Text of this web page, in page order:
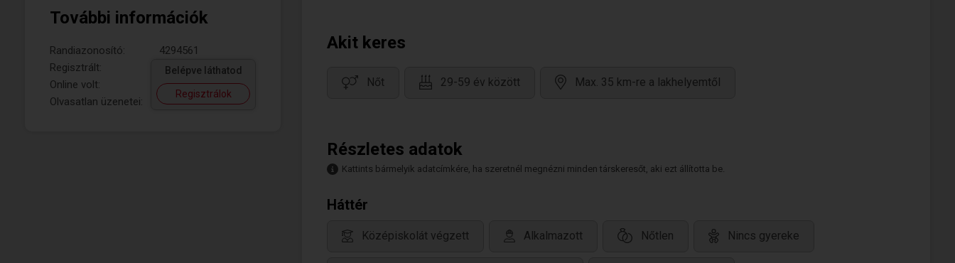
További információk
Randiazonosító:
4294561
Regisztrált:
Online volt:
Olvasatlan üzenetei:
Belépve láthatod
Regisztrálok
Akit keres
Nőt 29-59 év között Max. 35 km-re a lakhelyemtől
Részletes adatok
Kattints bármelyik adatcímkére, ha szeretnél megnézni minden társkeresőt, aki ezt állította be.
Háttér
Középiskolát végzett Alkalmazott Nőtlen Nincs gyereke